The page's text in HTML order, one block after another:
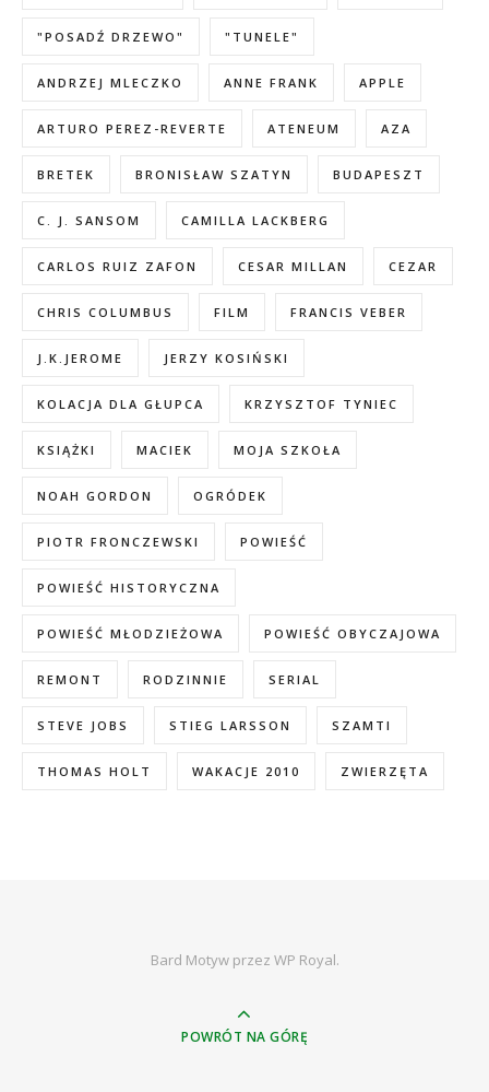
"POSADŹ DRZEWO" "TUNELE"
ANDRZEJ MLECZKO ANNE FRANK APPLE
ARTURO PEREZ-REVERTE ATENEUM AZA
BRETEK BRONISŁAW SZATYN BUDAPESZT
C. J. SANSOM CAMILLA LACKBERG
CARLOS RUIZ ZAFON CESAR MILLAN CEZAR
CHRIS COLUMBUS FILM FRANCIS VEBER
J.K.JEROME JERZY KOSIŃSKI
KOLACJA DLA GŁUPCA KRZYSZTOF TYNIEC
KSIĄŻKI MACIEK MOJA SZKOŁA
NOAH GORDON OGRÓDEK
PIOTR FRONCZEWSKI POWIEŚĆ
POWIEŚĆ HISTORYCZNA
POWIEŚĆ MŁODZIEŻOWA POWIEŚĆ OBYCZAJOWA
REMONT RODZINNIE SERIAL
STEVE JOBS STIEG LARSSON SZAMTI
THOMAS HOLT WAKACJE 2010 ZWIERZĘTA
Bard Motyw przez WP Royal.
POWRÓT NA GÓRĘ